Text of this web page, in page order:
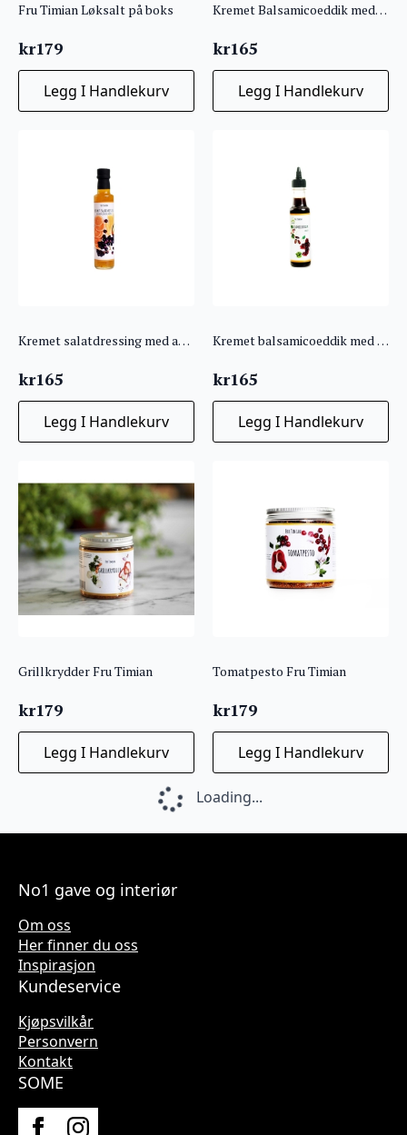
Fru Timian Løksalt på boks
kr179
Legg I Handlekurv
Kremet Balsamicoeddik med Granateple og Jordbær Fru Timian
kr165
Legg I Handlekurv
Kremet salatdressing med appelsin og mango Fru Timian
kr165
Legg I Handlekurv
Kremet balsamicoeddik med dadler Fru Timian
kr165
Legg I Handlekurv
Grillkrydder Fru Timian
kr179
Legg I Handlekurv
Tomatpesto Fru Timian
kr179
Legg I Handlekurv
kr159
Legg I Handlekurv